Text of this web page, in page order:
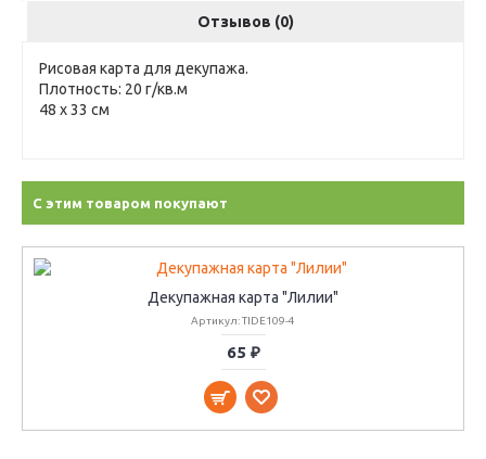
Отзывов (0)
Рисовая карта для декупажа.
Плотность: 20 г/кв.м
48 х 33 см
С этим товаром покупают
Декупажная карта "Лилии"
Артикул: TIDE109-4
65 ₽